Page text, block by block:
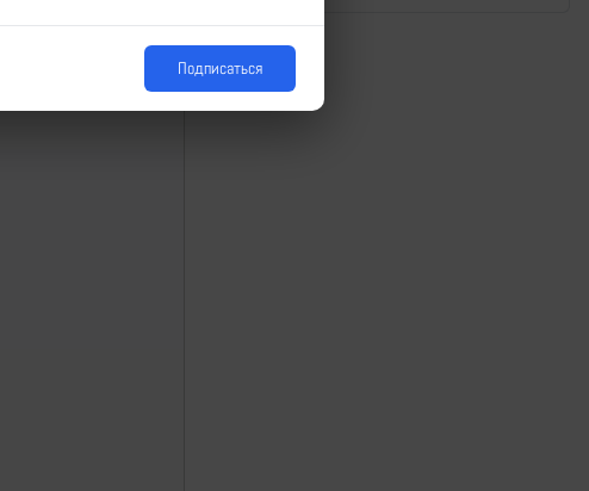
Подписаться